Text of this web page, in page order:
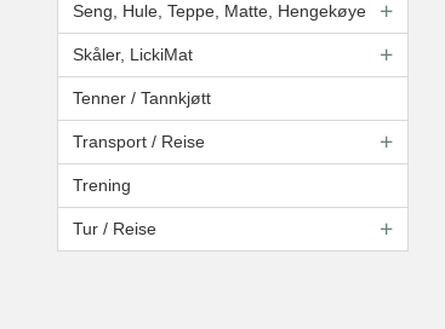
Seng, Hule, Teppe, Matte, Hengekøye
Skåler, LickiMat
Tenner / Tannkjøtt
Transport / Reise
Trening
Tur / Reise